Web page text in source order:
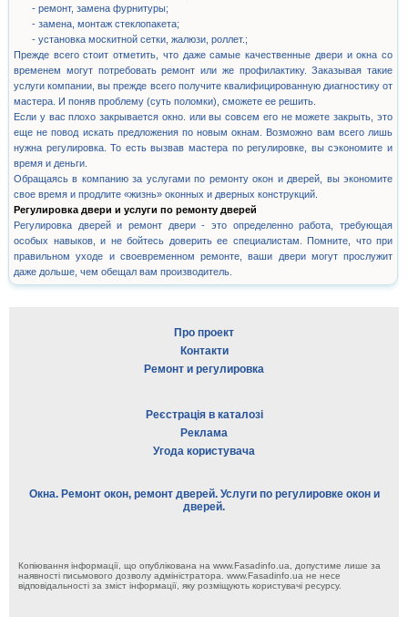
- ремонт, замена фурнитуры;
- замена, монтаж стеклопакета;
- установка москитной сетки, жалюзи, роллет.;
Прежде всего стоит отметить, что даже самые качественные двери и окна со
временем могут потребовать ремонт или же профилактику. Заказывая такие
услуги компании, вы прежде всего получите квалифицированную диагностику от
мастера. И поняв проблему (суть поломки), сможете ее решить.
Если у вас плохо закрывается окно. или вы совсем его не можете закрыть, это
еще не повод искать предложения по новым окнам. Возможно вам всего лишь
нужна регулировка. То есть вызвав мастера по регулировке, вы сэкономите и
время и деньги.
Обращаясь в компанию за услугами по ремонту окон и дверей, вы экономите
свое время и продлите «жизнь» оконных и дверных конструкций.
Регулировка двери и услуги по ремонту дверей
Регулировка дверей и ремонт двери - это определенно работа, требующая
особых навыков, и не бойтесь доверить ее специалистам. Помните, что при
правильном уходе и своевременном ремонте, ваши двери могут прослужит
даже дольше, чем обещал вам производитель.
Про проект
Контакти
Ремонт и регулировка
Реєстрація в каталозі
Реклама
Угода користувача
Окна. Ремонт окон, ремонт дверей. Услуги по регулировке окон и
дверей.
Копіювання інформації, що опублікована на www.Fasadinfo.ua, допустиме лише за
наявності письмового дозволу адміністратора. www.Fasadinfo.ua не несе
відповідальності за зміст інформації, яку розміщують користувачі ресурсу.